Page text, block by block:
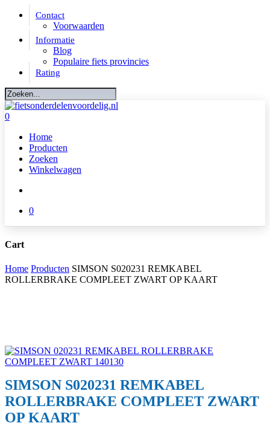
Skip
Contact
Voorwaarden
Informatie
Blog
Populaire fiets provincies
Rating
Close
Search
account
0
Home
Producten
Zoeken
Winkelwagen
0
Cart
Close
Cart
Home Producten SIMSON S020231 REMKABEL
ROLLERBRAKE COMPLEET ZWART OP KAART
SIMSON S020231 REMKABEL
ROLLERBRAKE COMPLEET ZWART
OP KAART